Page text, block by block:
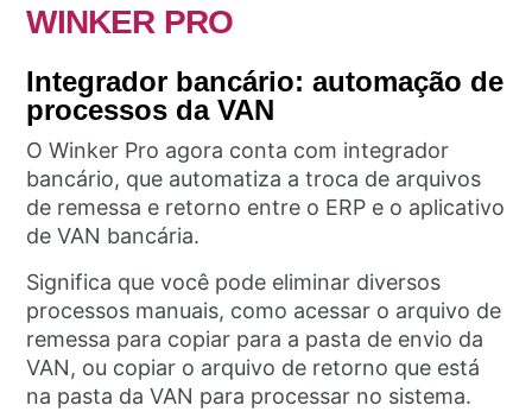
WINKER PRO
Integrador bancário: automação de
processos da VAN
O Winker Pro agora conta com integrador
bancário, que automatiza a troca de arquivos
de remessa e retorno entre o ERP e o aplicativo
de VAN bancária.
Significa que você pode eliminar diversos
processos manuais, como acessar o arquivo de
remessa para copiar para a pasta de envio da
VAN, ou copiar o arquivo de retorno que está
na pasta da VAN para processar no sistema.